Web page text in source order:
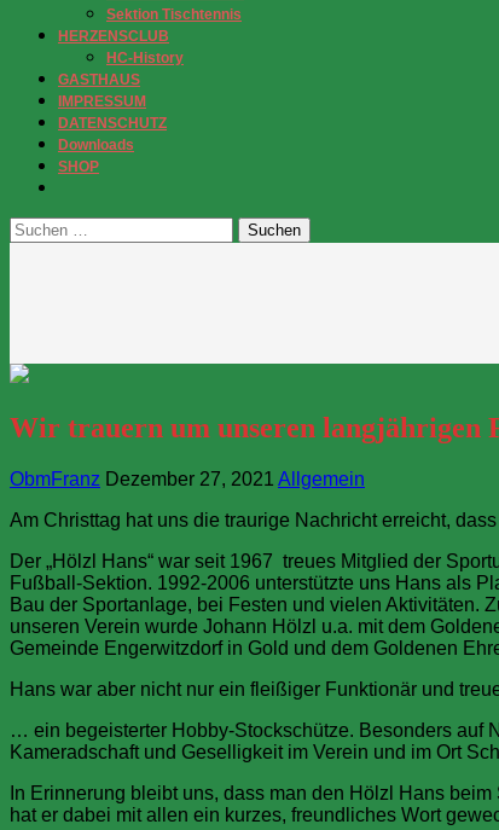
Sektion Tischtennis
HERZENSCLUB
HC-History
GASTHAUS
IMPRESSUM
DATENSCHUTZ
Downloads
SHOP
Suchen
nach:
Wir trauern um unseren langjährigen
ObmFranz Dezember 27, 2021 Allgemein
Am Christtag hat uns die traurige Nachricht erreicht,
Der „Hölzl Hans“ war seit 1967 treues Mitglied der
Fußball-Sektion. 1992-2006 unterstützte uns Hans als
Bau der Sportanlage, bei Festen und vielen Aktivitäten.
unseren Verein wurde Johann Hölzl u.a. mit dem
Gemeinde Engerwitzdorf in Gold und dem Goldenen
Hans war aber nicht nur ein fleißiger Funktionär und
… ein begeisterter Hobby-Stockschütze. Besonders auf
Kameradschaft und Geselligkeit im Verein und im Ort
In Erinnerung bleibt uns, dass man den Hölzl Hans
hat er dabei mit allen ein kurzes, freundliches Wort